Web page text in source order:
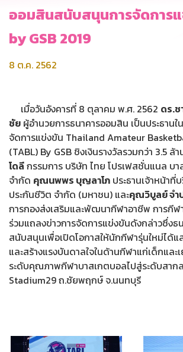
ออมสินสนับสนุนการจัดการ
by GSB 2019
8 ต.ค. 2562
เมื่อวันอังคารที่ 8 ตุลาคม พ.ศ. 2562 ดร.
ชัย ผู้อำนวยการธนาคารออมสิน เป็นประธานใ
จัดการแข่งขัน Thailand Amateur
(TABL) By GSB ชิงเงินรางวัลรวมกว่า 3.5 ล้
โดลีกรรมการ บริษัท ไทย โปรเฟสชั่นแนล บ
จำกัด คุณนพพร บุญลาโภ ประธานเจ้าหน้า
ประกันชีวิต จำกัด (มหาชน) และคุณวิบูลย์ จำ
การกองส่งเสริมและพัฒนากีฬาอาชีพ การกีฬ
ร่วมแถลงข่าวการจัดการแข่งขันดังกล่าวซึ่งธ
สนับสนุนเพื่อเปิดโอกาสให้นักกีฬารุ่นใหม่ได้แ
และสร้างแรงบันดาลใจในด้านกีฬาแก่เด็กและ
ระดับคุณภาพกีฬาบาสเกตบอลไปสู่ระดับสาก
Stadium29 ถ.ชัยพฤกษ์ จ.นนทบุรี